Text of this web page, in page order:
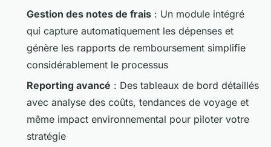
Gestion des notes de frais : Un module intégré
qui capture automatiquement les dépenses et
génère les rapports de remboursement simplifie
considérablement le processus
Reporting avancé : Des tableaux de bord détaillés
avec analyse des coûts, tendances de voyage et
même impact environnemental pour piloter votre
stratégie